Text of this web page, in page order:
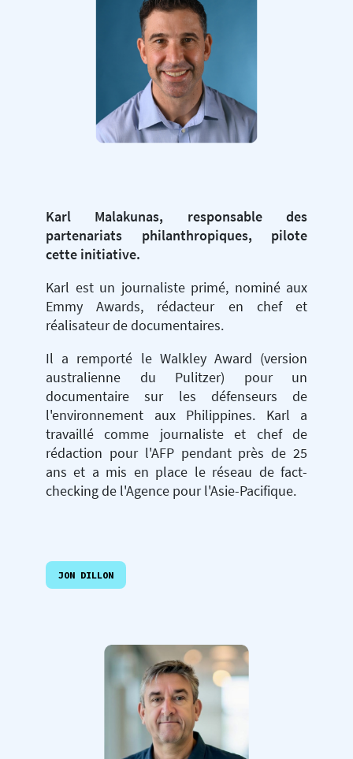
Karl Malakunas, responsable des
partenariats philanthropiques, pilote
cette initiative.
Karl est un journaliste primé, nominé aux
Emmy Awards, rédacteur en chef et
réalisateur de documentaires.
Il a remporté le Walkley Award (version
australienne du Pulitzer) pour un
documentaire sur les défenseurs de
l'environnement aux Philippines. Karl a
travaillé comme journaliste et chef de
rédaction pour l'AFP pendant près de 25
ans et a mis en place le réseau de fact-
checking de l'Agence pour l'Asie-Pacifique.
JON DILLON